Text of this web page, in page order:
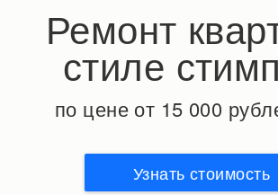
Ремонт
стиле
по цене от 15 000
Узнать стоимость